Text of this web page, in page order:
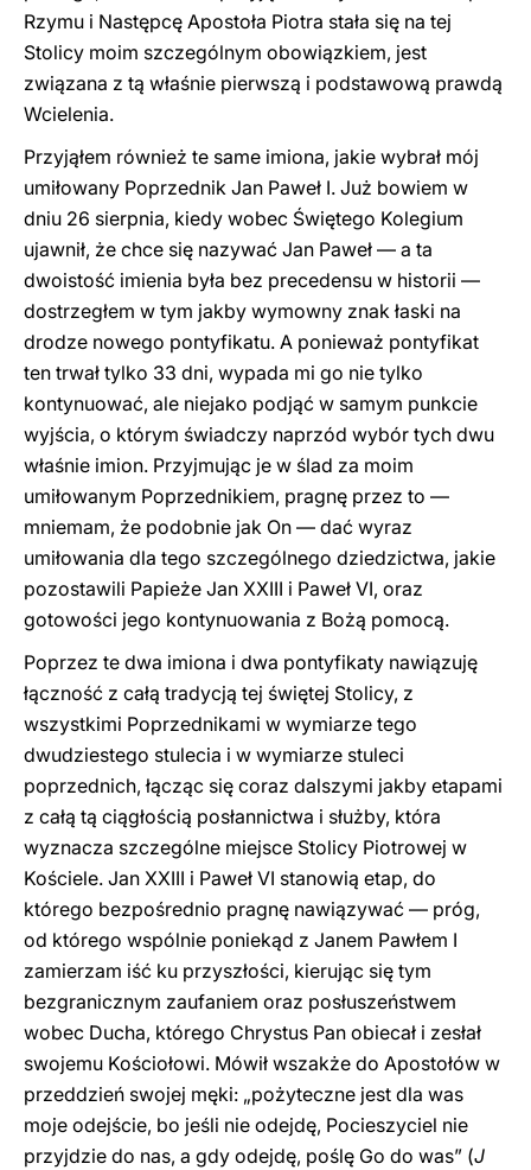
Rzymu i Następcę Apostoła Piotra stała się na tej
Stolicy moim szczególnym obowiązkiem, jest
związana z tą właśnie pierwszą i podstawową prawdą
Wcielenia.
Przyjąłem również te same imiona, jakie wybrał mój
umiłowany Poprzednik Jan Paweł I. Już bowiem w
dniu 26 sierpnia, kiedy wobec Świętego Kolegium
ujawnił, że chce się nazywać Jan Paweł — a ta
dwoistość imienia była bez precedensu w historii —
dostrzegłem w tym jakby wymowny znak łaski na
drodze nowego pontyfikatu. A ponieważ pontyfikat
ten trwał tylko 33 dni, wypada mi go nie tylko
kontynuować, ale niejako podjąć w samym punkcie
wyjścia, o którym świadczy naprzód wybór tych dwu
właśnie imion. Przyjmując je w ślad za moim
umiłowanym Poprzednikiem, pragnę przez to —
mniemam, że podobnie jak On — dać wyraz
umiłowania dla tego szczególnego dziedzictwa, jakie
pozostawili Papieże Jan XXIII i Paweł VI, oraz
gotowości jego kontynuowania z Bożą pomocą.
Poprzez te dwa imiona i dwa pontyfikaty nawiązuję
łączność z całą tradycją tej świętej Stolicy, z
wszystkimi Poprzednikami w wymiarze tego
dwudziestego stulecia i w wymiarze stuleci
poprzednich, łącząc się coraz dalszymi jakby etapami
z całą tą ciągłością posłannictwa i służby, która
wyznacza szczególne miejsce Stolicy Piotrowej w
Kościele. Jan XXIII i Paweł VI stanowią etap, do
którego bezpośrednio pragnę nawiązywać — próg,
od którego wspólnie poniekąd z Janem Pawłem I
zamierzam iść ku przyszłości, kierując się tym
bezgranicznym zaufaniem oraz posłuszeństwem
wobec Ducha, którego Chrystus Pan obiecał i zesłał
swojemu Kościołowi. Mówił wszakże do Apostołów w
przeddzień swojej męki: „pożyteczne jest dla was
moje odejście, bo jeśli nie odejdę, Pocieszyciel nie
przyjdzie do nas, a gdy odejdę, poślę Go do was” (J